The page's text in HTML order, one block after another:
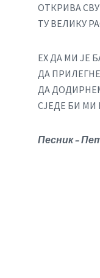
ОТКРИВА
ТУ ВЕЛИКУ
ЕХ ДА МИ ЈЕ
ДА
ДА
СЈЕДЕ БИ
Песник –